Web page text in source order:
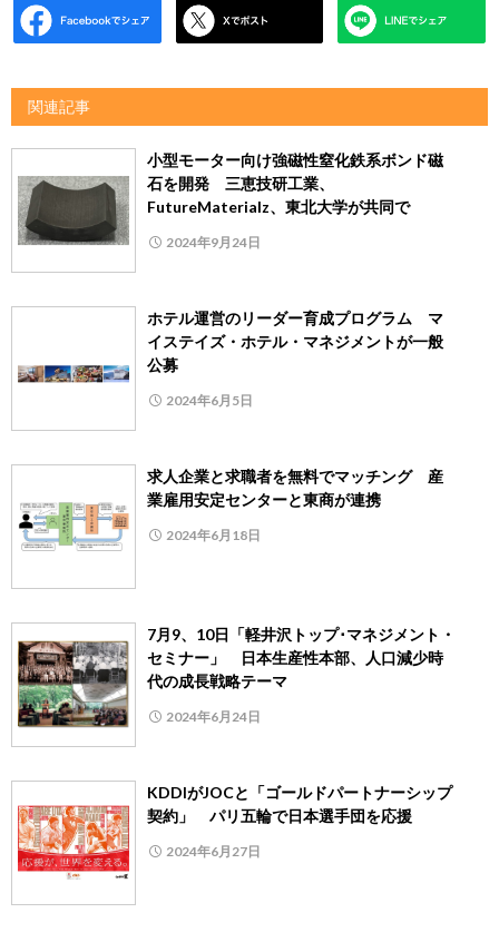
関連記事
小型モーター向け強磁性窒化鉄系ボンド磁
石を開発 三恵技研工業、
FutureMaterialz、東北大学が共同で
2024年9月24日
ホテル運営のリーダー育成プログラム マ
イステイズ・ホテル・マネジメントが一般
公募
2024年6月5日
求人企業と求職者を無料でマッチング 産
業雇用安定センターと東商が連携
2024年6月18日
7月9、10日「軽井沢トップ･マネジメント・
セミナー」 日本生産性本部、人口減少時
代の成長戦略テーマ
2024年6月24日
KDDIがJOCと「ゴールドパートナーシップ
契約」 パリ五輪で日本選手団を応援
2024年6月27日